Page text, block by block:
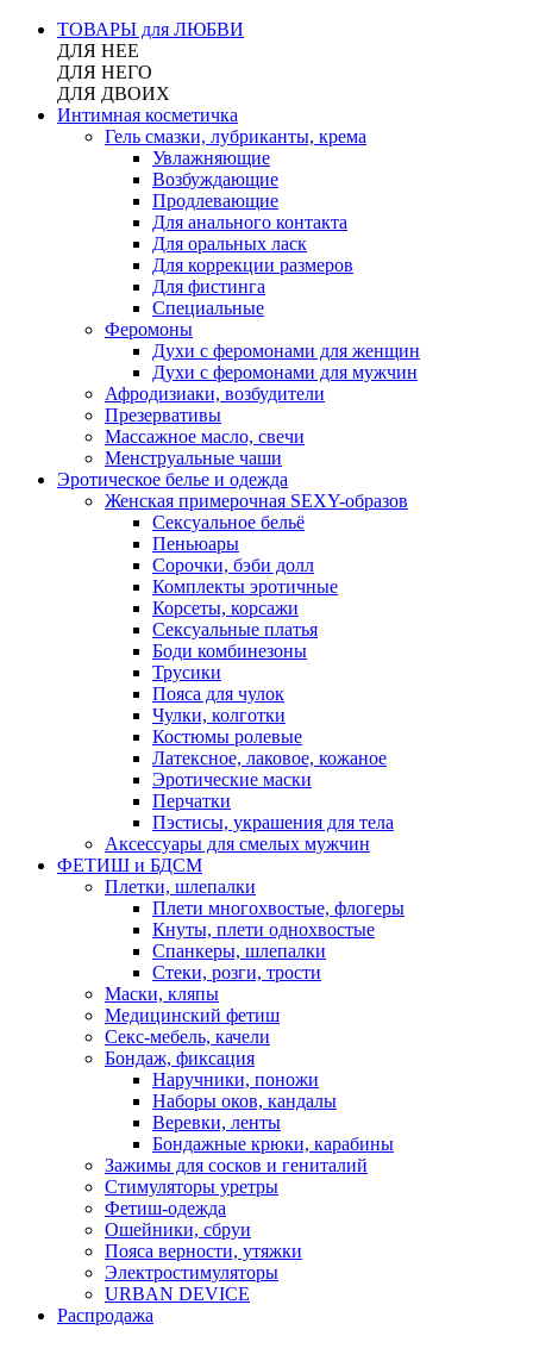
ТОВАРЫ для ЛЮБВИ
ДЛЯ НЕЕ
ДЛЯ НЕГО
ДЛЯ ДВОИХ
Интимная косметичка
Гель смазки, лубриканты, крема
Увлажняющие
Возбуждающие
Продлевающие
Для анального контакта
Для оральных ласк
Для коррекции размеров
Для фистинга
Специальные
Феромоны
Духи с феромонами для женщин
Духи с феромонами для мужчин
Афродизиаки, возбудители
Презервативы
Массажное масло, свечи
Менструальные чаши
Эротическое белье и одежда
Женская примерочная SEXY-образов
Сексуальное бельё
Пеньюары
Сорочки, бэби долл
Комплекты эротичные
Корсеты, корсажи
Сексуальные платья
Боди комбинезоны
Трусики
Пояса для чулок
Чулки, колготки
Костюмы ролевые
Латексное, лаковое, кожаное
Эротические маски
Перчатки
Пэстисы, украшения для тела
Аксессуары для смелых мужчин
ФЕТИШ и БДСМ
Плетки, шлепалки
Плети многохвостые, флогеры
Кнуты, плети однохвостые
Спанкеры, шлепалки
Стеки, розги, трости
Маски, кляпы
Медицинский фетиш
Секс-мебель, качели
Бондаж, фиксация
Наручники, поножи
Наборы оков, кандалы
Веревки, ленты
Бондажные крюки, карабины
Зажимы для сосков и гениталий
Стимуляторы уретры
Фетиш-одежда
Ошейники, сбруи
Пояса верности, утяжки
Электростимуляторы
URBAN DEVICE
Распродажа